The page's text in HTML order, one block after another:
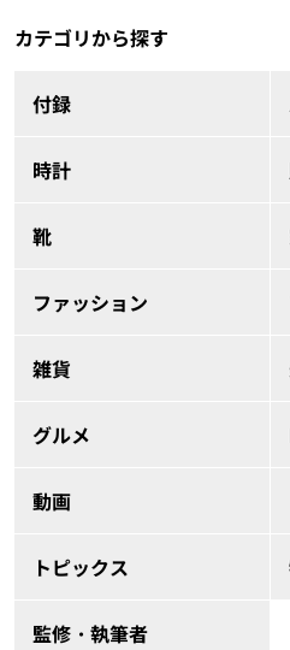
カテゴリから探す
付録
時計
靴
ファッション
雑貨
グルメ
動画
トピックス
監修・執筆者